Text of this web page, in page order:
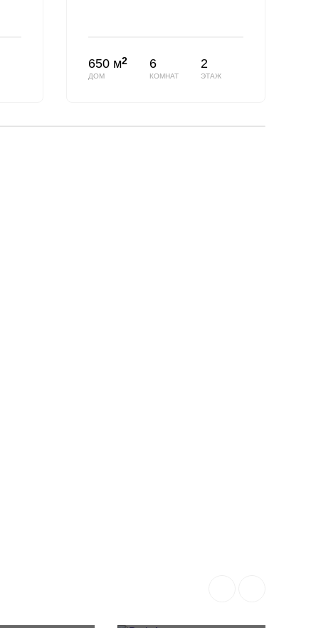
650 м2
ДОМ
6
КОМНАТ
2
ЭТАЖ